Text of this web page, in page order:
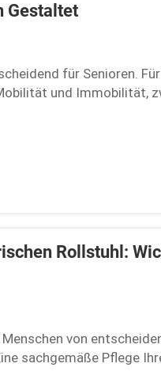
Gestaltet
für Senioren.
und Immobilität,
eines
Rollstuhl:
von
sachgemäße Pflege